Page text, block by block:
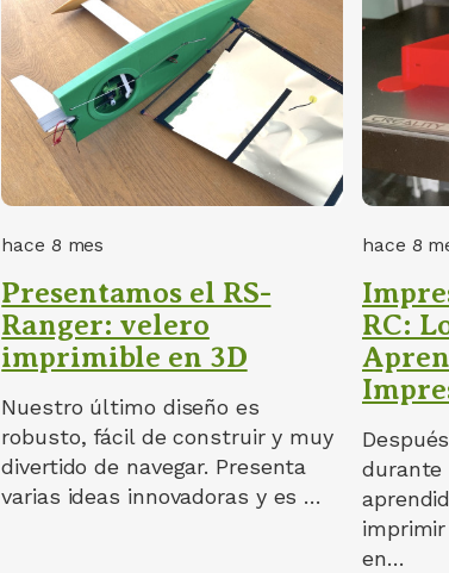
hace 8 mes
Presentamos el RS-
Ranger: velero
imprimible en 3D
Nuestro último diseño es
robusto, fácil de construir y muy
divertido de navegar. Presenta
varias ideas innovadoras y es …
hace 8
RC:
durante
en…